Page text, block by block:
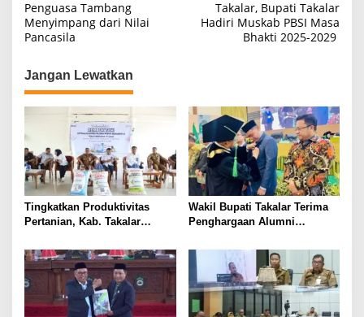
a
v
g
a
s
i
p
o
s
Penguasa Tambang
Menyimpang dari Nilai
Pancasila
Takalar, Bupati Takalar
Hadiri Muskab PBSI Masa
Bhakti 2025-2029
Jangan Lewatkan
Tingkatkan Produktivitas
Pertanian, Kab. Takalar
Subsidi Tahun 2025 sebanyak
29 Ribu Ton
Wakil Bupati Takalar Terima
Penghargaan Alumni
Makassar